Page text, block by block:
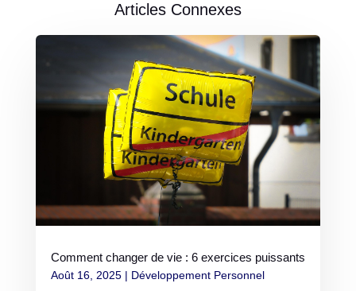
Articles Connexes
Comment changer de vie : 6 exercices puissants
Août 16, 2025| Développement Personnel